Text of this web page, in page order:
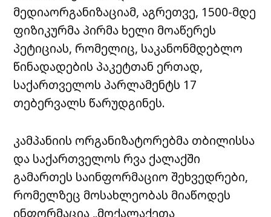
მედიაორგანიზაციამ, აგრეთვე, 1500-მდე
ფიზიკურმა პირმა ხელი მოაწერეს
პეტიციას, რომელიც, საკანონმდებლო
წინადადების პაკეტთან ერთად,
საქართველოს პარლამენტს 17
თებერვალს წარუდგინეს.
კამპანიის ორგანიზატორებმა თბილისსა
და საქართველოს რვა ქალაქში
გამართეს საინფორმაციო შეხვედრები,
რომელზეც მოსახლეობას მიაწოდეს
ინფორმაცია „მოქალაქეთა